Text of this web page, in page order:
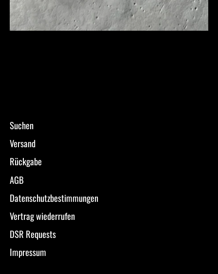
Suchen
Versand
Rückgabe
AGB
Datenschutzbestimmungen
Vertrag wiederrufen
DSR Requests
Impressum